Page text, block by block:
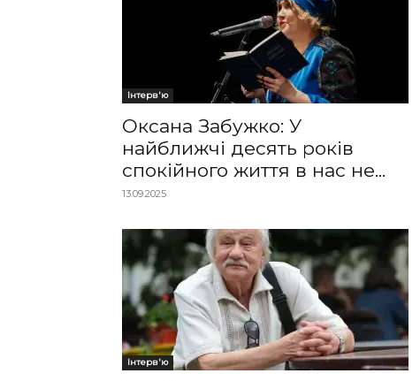
Інтерв'ю
Оксана Забужко: У
найближчі десять років
спокійного життя в нас не...
13.09.2025
Інтерв'ю